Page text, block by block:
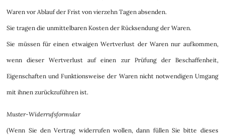
Waren vor Ablauf der Frist von vierzehn Tagen absenden.
Sie tragen die unmittelbaren Kosten der Rücksendung der Waren.
Sie müssen für einen etwaigen Wertverlust der Waren nur aufkommen,
wenn dieser Wertverlust auf einen zur Prüfung der Beschaffenheit,
Eigenschaften und Funktionsweise der Waren nicht notwendigen Umgang
mit ihnen zurückzuführen ist.
Muster-Widerrufsformular
(Wenn Sie den Vertrag widerrufen wollen, dann füllen Sie bitte dieses